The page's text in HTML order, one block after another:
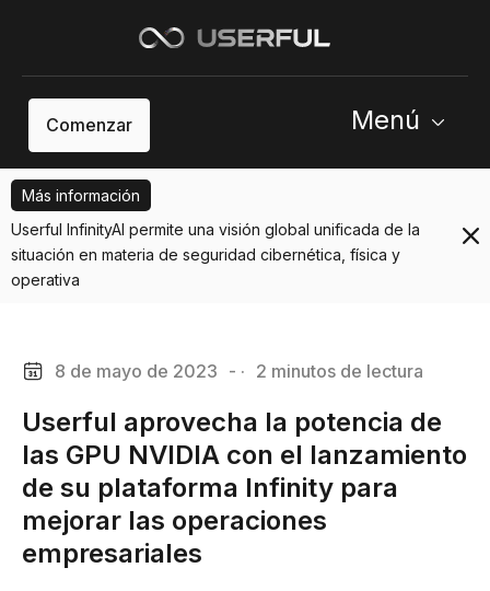
Comenzar Menú
Más información
Userful InfinityAI permite una visión global unificada de la
situación en materia de seguridad cibernética, física y
operativa
8 de mayo de 2023 - · 2 minutos de lectura
Userful aprovecha la potencia de
las GPU NVIDIA con el lanzamiento
de su plataforma Infinity para
mejorar las operaciones
empresariales